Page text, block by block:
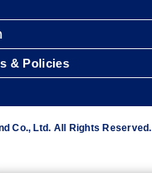
& Policies
Co., Ltd. All Rights Reserved.